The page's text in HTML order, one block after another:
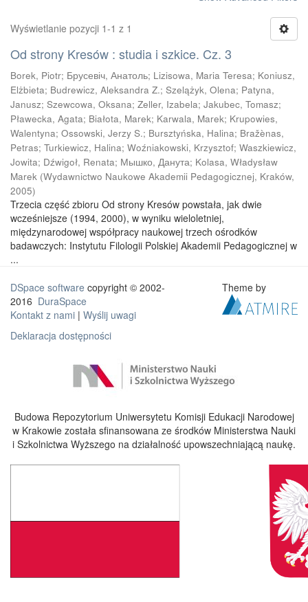
Wyświetlanie pozycji 1-1 z 1
Od strony Kresów : studia i szkice. Cz. 3
Borek, Piotr; Брусевіч, Анатоль; Lizisowa, Maria Teresa; Koniusz,
Elżbieta; Budrewicz, Aleksandra Z.; Szelążyk, Olena; Patyna,
Janusz; Szewcowa, Oksana; Zeller, Izabela; Jakubec, Tomasz;
Pławecka, Agata; Białota, Marek; Karwala, Marek; Krupowies,
Walentyna; Ossowski, Jerzy S.; Bursztyńska, Halina; Bražènas,
Petras; Turkiewicz, Halina; Woźniakowski, Krzysztof; Waszkiewicz,
Jowita; Dźwigoł, Renata; Мышко, Данута; Kolasa, Władysław
Marek (Wydawnictwo Naukowe Akademii Pedagogicznej, Kraków,
2005)
Trzecia część zbioru Od strony Kresów powstała, jak dwie
wcześniejsze (1994, 2000), w wyniku wieloletniej,
międzynarodowej współpracy naukowej trzech ośrodków
badawczych: Instytutu Filologii Polskiej Akademii Pedagogicznej w
...
DSpace software copyright © 2002-
2016 DuraSpace
Kontakt z nami | Wyślij uwagi
Deklaracja dostępności
Theme by
Budowa Repozytorium Uniwersytetu Komisji Edukacji Narodowej
w Krakowie została sfinansowana ze środków Ministerstwa Nauki
i Szkolnictwa Wyższego na działalność upowszechniającą naukę.